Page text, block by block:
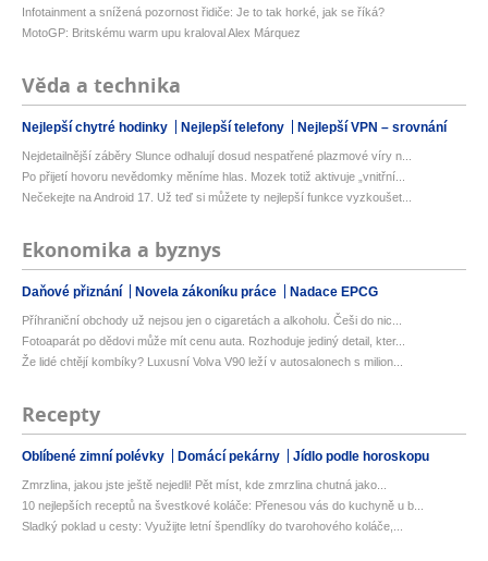
Infotainment a snížená pozornost řidiče: Je to tak horké, jak se říká?
MotoGP: Britskému warm upu kraloval Alex Márquez
Věda a technika
Nejlepší chytré hodinky Nejlepší telefony Nejlepší VPN – srovnání
Nejdetailnější záběry Slunce odhalují dosud nespatřené plazmové víry n...
Po přijetí hovoru nevědomky měníme hlas. Mozek totiž aktivuje „vnitřní...
Nečekejte na Android 17. Už teď si můžete ty nejlepší funkce vyzkoušet...
Ekonomika a byznys
Daňové přiznání Novela zákoníku práce Nadace EPCG
Příhraniční obchody už nejsou jen o cigaretách a alkoholu. Češi do nic...
Fotoaparát po dědovi může mít cenu auta. Rozhoduje jediný detail, kter...
Že lidé chtějí kombíky? Luxusní Volva V90 leží v autosalonech s milion...
Recepty
Oblíbené zimní polévky Domácí pekárny Jídlo podle horoskopu
Zmrzlina, jakou jste ještě nejedli! Pět míst, kde zmrzlina chutná jako...
10 nejlepších receptů na švestkové koláče: Přenesou vás do kuchyně u b...
Sladký poklad u cesty: Využijte letní špendlíky do tvarohového koláče,...